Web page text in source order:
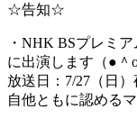
☆告知☆
・NHK BSプレミ
に出演します（●＾o
放送日：7/27（日）
自他ともに認める